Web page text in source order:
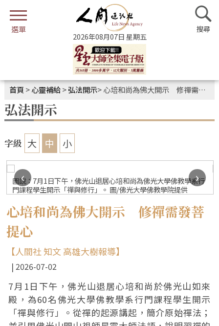
2026年08月07日 星期五
首頁 >心靈補給>弘法開示>心培和尚為佛大開示 修禪需發菩提心
弘法開示
字級 大 中 小
圖說：7月1日下午，佛光山退居心培和尚為佛光大學佛教學系行
門課程學生開示「禪與修行」。 圖/佛光大學佛教學院提供
‹
›
心培和尚為佛大開示 修禪需發菩
提心
【人間社 知文 高雄大樹報導】
2026-07-02
7月1日下午，佛光山退居心培和尚於佛光山如來
殿，為60名佛光大學佛教學系行門課程學生開示
「禪與修行」。從禪的起源講起，簡介原始禪法；